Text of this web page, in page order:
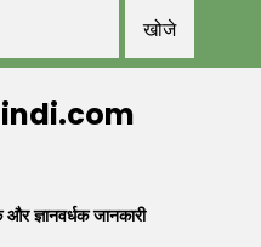
ज्ञानवर्धक जानकारी